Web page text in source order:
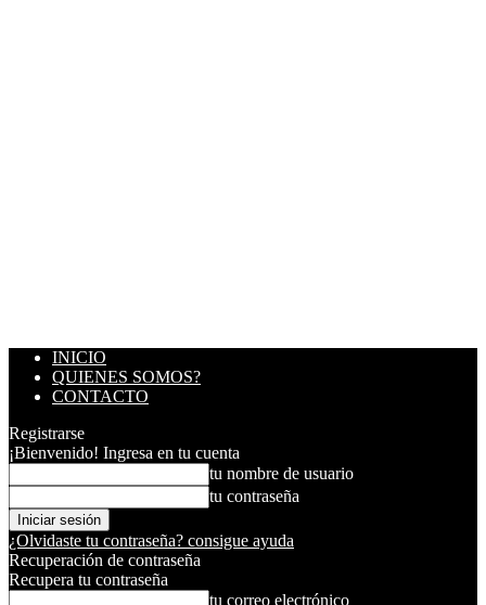
INICIO
QUIENES SOMOS?
CONTACTO
Registrarse
¡Bienvenido! Ingresa en tu cuenta
tu nombre de usuario
tu contraseña
¿Olvidaste tu contraseña? consigue ayuda
Recuperación de contraseña
Recupera tu contraseña
tu correo electrónico